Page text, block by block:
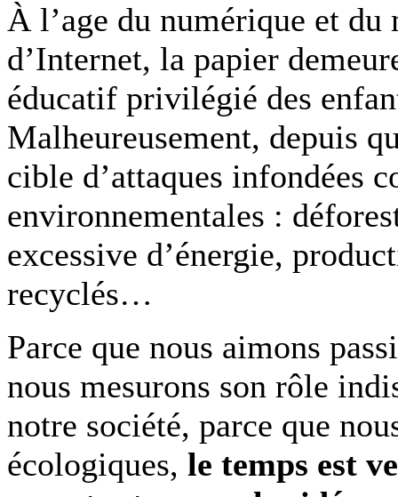
À l’age du numérique et
d’Internet, la papier
éducatif privilégié des
Malheureusement, depuis
cible d’attaques infondées
environnementales :
excessive d’énergie,
recyclés…
Parce que nous aimons
nous mesurons son rôle
notre société, parce que
écologiques, le temps est